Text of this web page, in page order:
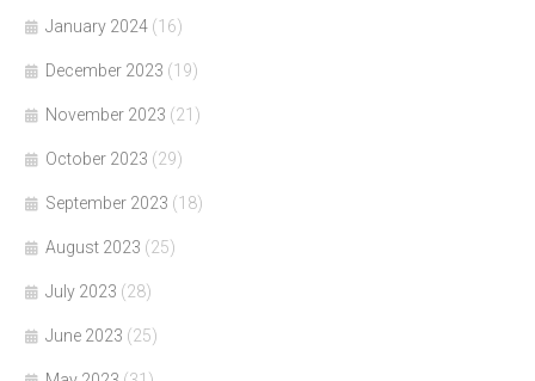
January 2024 (16)
December 2023 (19)
November 2023 (21)
October 2023 (29)
September 2023 (18)
August 2023 (25)
July 2023 (28)
June 2023 (25)